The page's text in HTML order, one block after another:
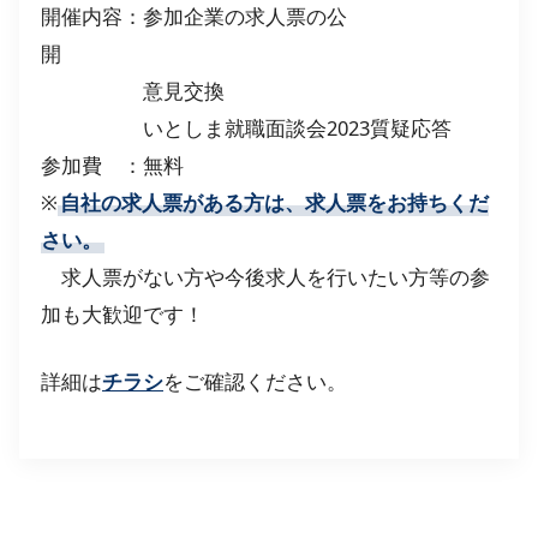
開催内容：参加企業の求人票の公
開
意見交換
いとしま就職面談会2023質疑応答
参加費 ：無料
※自社の求人票がある方は、求人票をお持ちくだ
さい。
求人票がない方や今後求人を行いたい方等の参
加も大歓迎です！
詳細はチラシをご確認ください。